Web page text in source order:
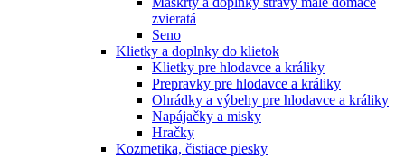
zvieratá
Seno
Klietky a doplnky do klietok
Klietky pre hlodavce a králiky
Prepravky pre hlodavce a králiky
Ohrádky a výbehy pre hlodavce a králiky
Napájačky a misky
Hračky
Kozmetika, čistiace piesky